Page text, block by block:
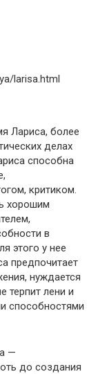
larisa.html
Лариса, более
делах
способна
критиком.
хорошим
в
этого у нее
предпочитает
нуждается
терпит лени и
способностями
—
до создания